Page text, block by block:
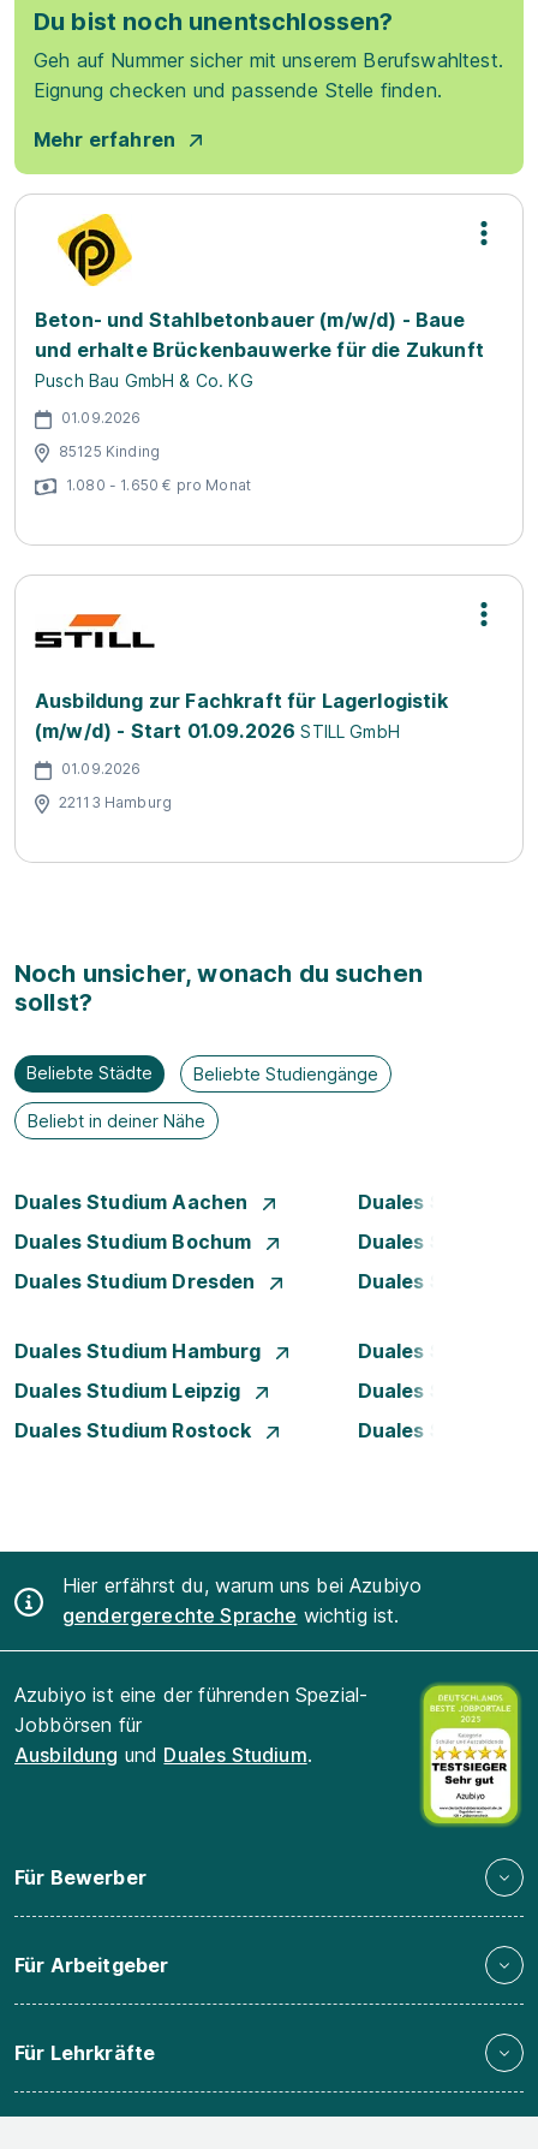
Du bist noch unentschlossen?
Geh auf Nummer sicher mit unserem Berufswahltest.
Eignung checken und passende Stelle finden.
Mehr erfahren
Beton- und Stahlbetonbauer (m/w/d) - Baue
und erhalte Brückenbauwerke für die Zukunft
Pusch Bau GmbH & Co. KG
01.09.2026
85125 Kinding
1.080 - 1.650 € pro Monat
Ausbildung zur Fachkraft für Lagerlogistik
(m/w/d) - Start 01.09.2026 STILL GmbH
01.09.2026
22113 Hamburg
Noch unsicher, wonach du suchen
sollst?
Beliebte Städte Beliebte Studiengänge
Beliebt in deiner Nähe
Duales Studium Aachen
Duales Studium
Duales Studium Bochum
Duales Studium
Duales Studium Dresden
Duales Studium
Duales Studium Hamburg
Duales Studium
Duales Studium Leipzig
Duales Studium
Duales Studium Rostock
Duales Studium
Hier erfährst du, warum uns bei Azubiyo
gendergerechte Sprache wichtig ist.
Azubiyo ist eine der führenden Spezial-
Jobbörsen für
Ausbildung und Duales Studium.
Für Bewerber
Für Arbeitgeber
Für Lehrkräfte